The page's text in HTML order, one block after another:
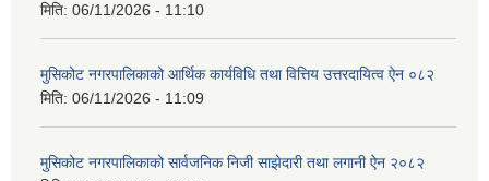
मिति: 06/11/2026 - 11:10
मुसिकोट नगरपालिकाको आर्थिक कार्यविधि तथा वित्तिय उत्तरदायित्व ऐन ०८२
मिति: 06/11/2026 - 11:09
मुसिकोट नगरपालिकाको सार्वजनिक निजी साझेदारी तथा लगानी ऐन २०८२